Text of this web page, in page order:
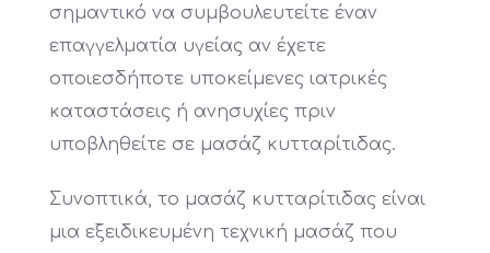
σημαντικό να συμβουλευτείτε έναν
επαγγελματία υγείας αν έχετε
οποιεσδήποτε υποκείμενες ιατρικές
καταστάσεις ή ανησυχίες πριν
υποβληθείτε σε μασάζ κυτταρίτιδας.
Συνοπτικά, το μασάζ κυτταρίτιδας είναι
μια εξειδικευμένη τεχνική μασάζ που